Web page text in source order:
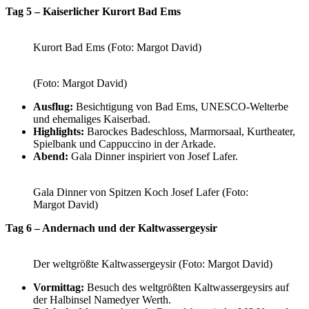
Tag 5 – Kaiserlicher Kurort Bad Ems
Kurort Bad Ems (Foto: Margot David)
(Foto: Margot David)
Ausflug: Besichtigung von Bad Ems, UNESCO-Welterbe
und ehemaliges Kaiserbad.
Highlights: Barockes Badeschloss, Marmorsaal, Kurtheater,
Spielbank und Cappuccino in der Arkade.
Abend: Gala Dinner inspiriert von Josef Lafer.
Gala Dinner von Spitzen Koch Josef Lafer (Foto:
Margot David)
Tag 6 – Andernach und der Kaltwassergeysir
Der weltgrößte Kaltwassergeysir (Foto: Margot David)
Vormittag: Besuch des weltgrößten Kaltwassergeysirs auf
der Halbinsel Namedyer Werth.